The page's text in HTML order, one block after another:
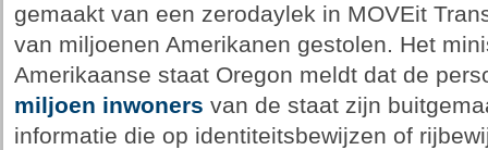
gemaakt van een zerodaylek in MOVEit
van miljoenen Amerikanen gestolen. Het
Amerikaanse staat Oregon meldt dat de
miljoen inwoners van de staat zijn
informatie die op identiteitsbewijzen of